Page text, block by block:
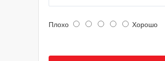
Плохо Хорошо